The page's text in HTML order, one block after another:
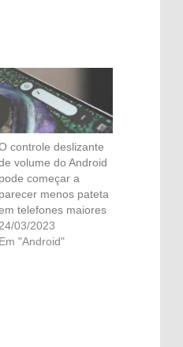
controle deslizante
volume do Android
pode começar a
parecer menos pateta
telefones maiores
24/03/2023
Em "Android"